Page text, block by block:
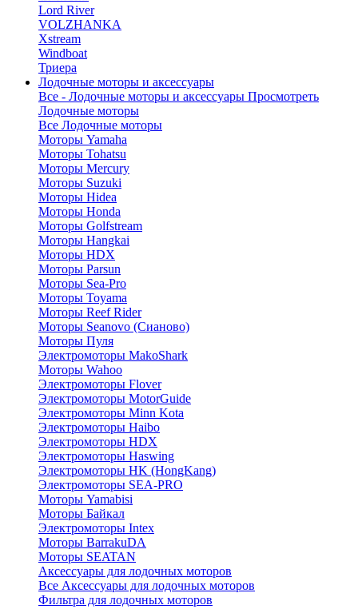
Lord River
VOLZHANKA
Xstream
Windboat
Триера
Лодочные моторы и аксессуары
Все - Лодочные моторы и аксессуары Просмотреть
Лодочные моторы
Все Лодочные моторы
Моторы Yamaha
Моторы Tohatsu
Моторы Mercury
Моторы Suzuki
Моторы Hidea
Моторы Honda
Моторы Golfstream
Моторы Hangkai
Моторы HDX
Моторы Parsun
Моторы Sea-Pro
Моторы Toyama
Моторы Reef Rider
Моторы Seanovo (Сианово)
Моторы Пуля
Электромоторы MakoShark
Моторы Wahoo
Электромоторы Flover
Электромоторы MotorGuide
Электромоторы Minn Kota
Электромоторы Haibo
Электромоторы HDX
Электромоторы Haswing
Электромоторы HK (HongKang)
Электромоторы SEA-PRO
Моторы Yamabisi
Моторы Байкал
Электромоторы Intex
Моторы BarrakuDA
Моторы SEATAN
Аксессуары для лодочных моторов
Все Аксессуары для лодочных моторов
Фильтра для лодочных моторов